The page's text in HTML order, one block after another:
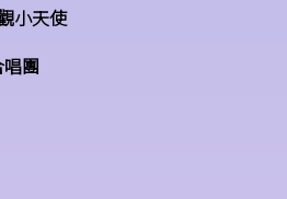
小天使
團